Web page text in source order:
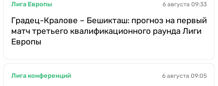
Лига Европы 6 августа 09:33
Градец-Кралове – Бешикташ: прогноз на первый
матч третьего квалификационного раунда Лиги
Европы
Лига конференций 6 августа 09:05